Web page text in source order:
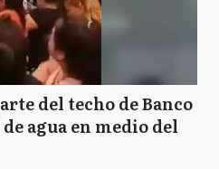
del techo de Banco
agua en medio del